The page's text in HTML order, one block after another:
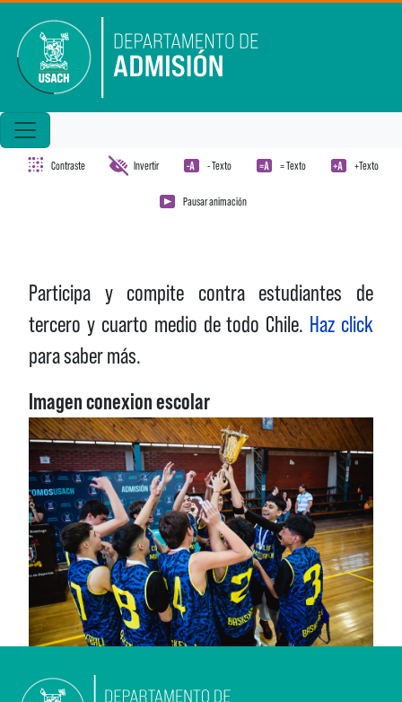
Contraste Invertir - Texto = Texto +Texto
Pausar animación
Participa y compite contra estudiantes de
tercero y cuarto medio de todo Chile. Haz click
para saber más.
Imagen conexion escolar